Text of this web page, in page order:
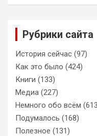
Рубрики сайта
История сейчас (97)
Как это было (424)
Книги (133)
Медиа (227)
Немного обо всём
Подумалось (168)
Полезное (131)